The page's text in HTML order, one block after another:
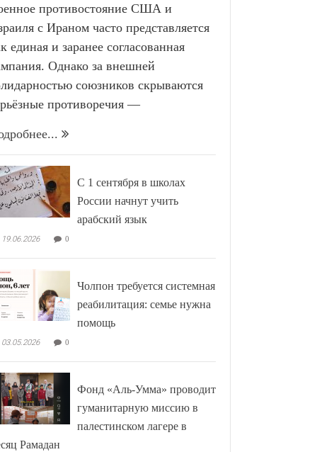
противостояние США и
с Ираном часто представляется
единая и заранее согласованная
Однако за внешней
союзников скрываются
противоречия —
С 1 сентября в школах
России начнут учить
арабский язык
19.06.2026 0
Чолпон требуется системная
реабилитация: семье нужна
помощь
03.05.2026 0
Фонд «Аль-Умма» проводит
гуманитарную миссию в
палестинском лагере в
Рамадан